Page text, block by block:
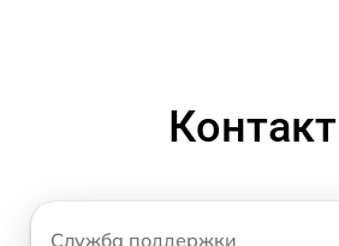
Служба поддержки